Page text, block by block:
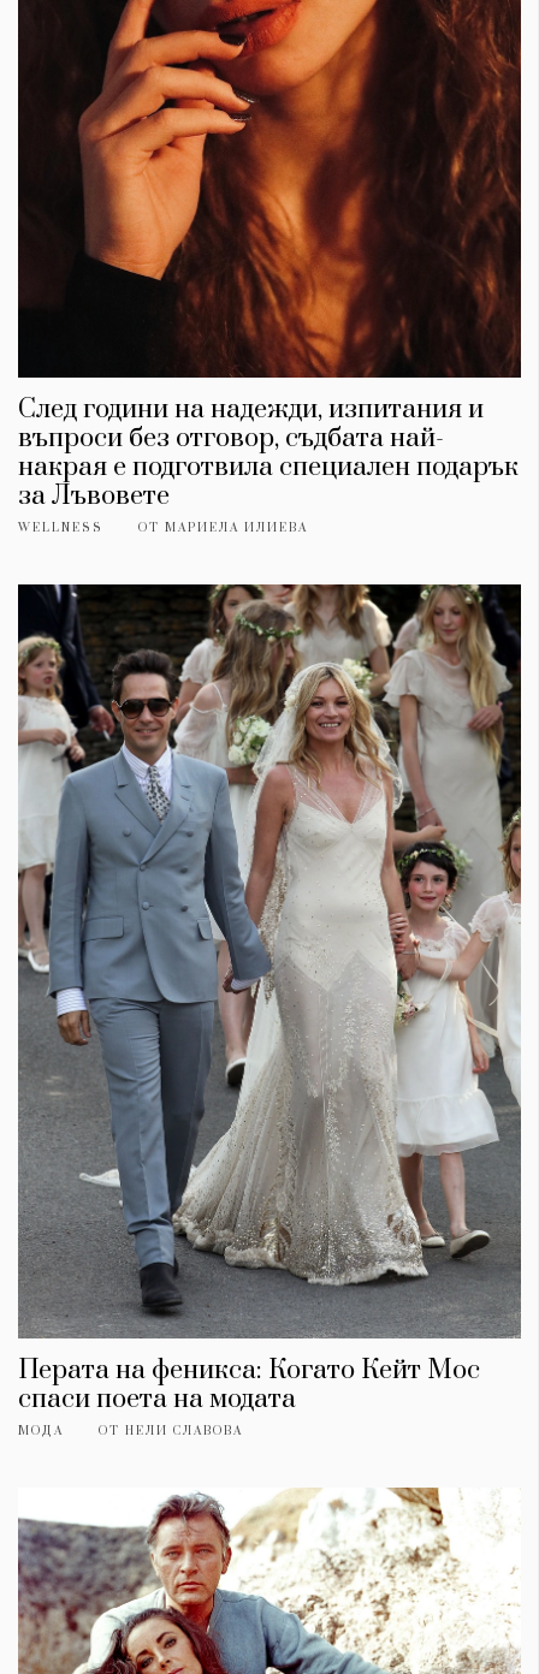
След години на надежди, изпитания и
въпроси без отговор, съдбата най-
накрая е подготвила специален подарък
за Лъвовете
WELLNESS ОТ МАРИЕЛА ИЛИЕВА
Перата на феникса: Когато Кейт Мос
спаси поета на модата
МОДА ОТ НЕЛИ СЛАВОВА